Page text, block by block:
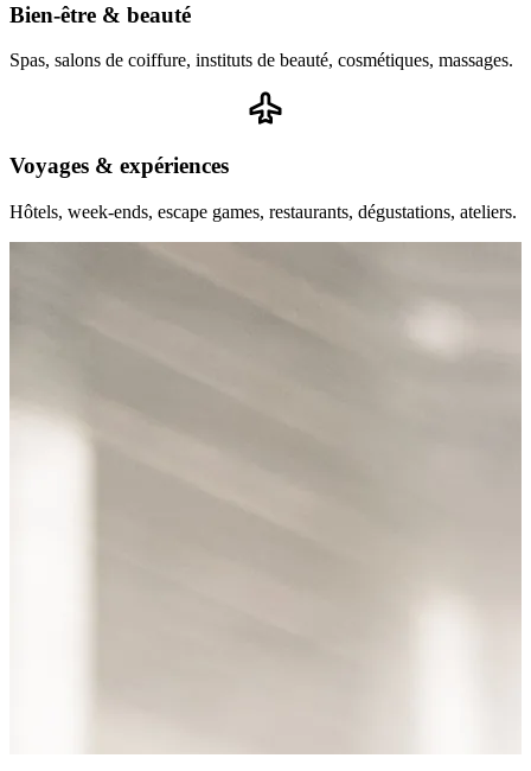
Bien-être & beauté
Spas, salons de coiffure, instituts de beauté, cosmétiques, massages.
Voyages & expériences
Hôtels, week-ends, escape games, restaurants, dégustations, ateliers.